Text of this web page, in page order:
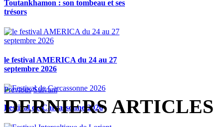
Toutankhamon : son tombeau et ses
trésors
le festival AMERICA du 24 au 27
septembre 2026
Festival de Carcassonne 2026
Previous Suivant
DERNIERS ARTICLES